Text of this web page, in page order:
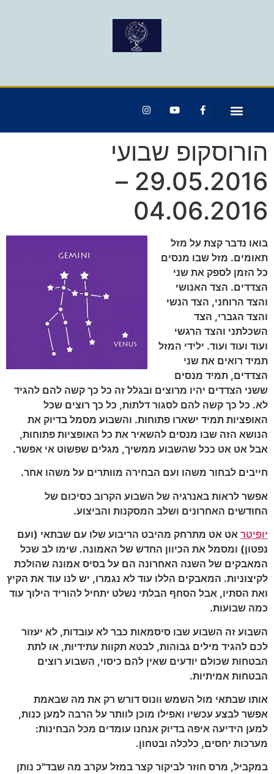
הורוסקופ שבועי
29.05.2016 –
04.06.2016
בואו נדבר קצת על מזל
תאומים. מזל שבו מנסים
כל הזמן לספק את שני
הצדדים. הצד האנושי
והצד הרוחני, הצד הנשי
והצד הגברי, הצד
השכלתני והצד הרגשי
ועוד ועוד ועוד. ילידי המזל
תמיד רואים את שני
הצדדים, תמיד מנסים
ששני הצדדים יהיו מרוצים ובגלל זה כל כך קשה להם להגיד
לא. כל כך קשה להם לסגור דלתות, כל כך רוצים שכל
האופציות תמיד ישארו פתוחות. והשבוע מסמל בדיוק את
הנושא הזה שבו מנסים להשאיר את כל האופציות פתוחות,
אבל אט אט ככל שהשבוע ממשיך, מגלים שפשוט אי אפשר.
חייבים לבחור משהו ועם הבחירה מוותרים על משהו אחר.
אפשר לראות באנרגיה של השבוע הקרוב כסיכום של
החודשים האחרונים ושלב המסקנות והביצוע.
יופיטר אט אט מתרחק מהיבט הריבוע שלו עם שבתאי (ועם
נפטון) ומסמל את הכיוון החדש של האמונה. שימו לב שכל
המאבקים של השנה האחרונה הם על בסיס אמונה שהולכת
לקיצוניות. המאבקים הללו עוד לא נגמרו, יש לנו עוד את הקיץ
ואת הסתיו, אבל הסחף הבלתי נשלט יתחיל להוריד הילוך עוד
כמה שבועות.
השבוע זה השבוע שבו סיסמאות כבר לא עובדות, לא יעזור
לכם להגיד מילים גבוהות, לבטא תקוות עתידיות, או לתת
הבטחות שכולם יודעים שאין להם כיסוי, השבוע רוצים
הבטחות אמיתיות.
אותו שבתאי מול השמש וונוס דורש רק את מה שבאמת
אפשר לבצע עכשיו ואפילו מוכן לוותר על הרבה למען כנות,
למען הידיעה איפה בדיוק אנחנו עומדים מכל הבחינות:
מערכות יחסים, כלכלה ובטחון.
במקביל, מרס חוזר לביקור קצר במזל עקרב מה שבד"כ נותן